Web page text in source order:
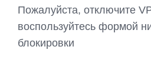
Пожалуйста, отключите
воспользуйтесь формой
блокировки